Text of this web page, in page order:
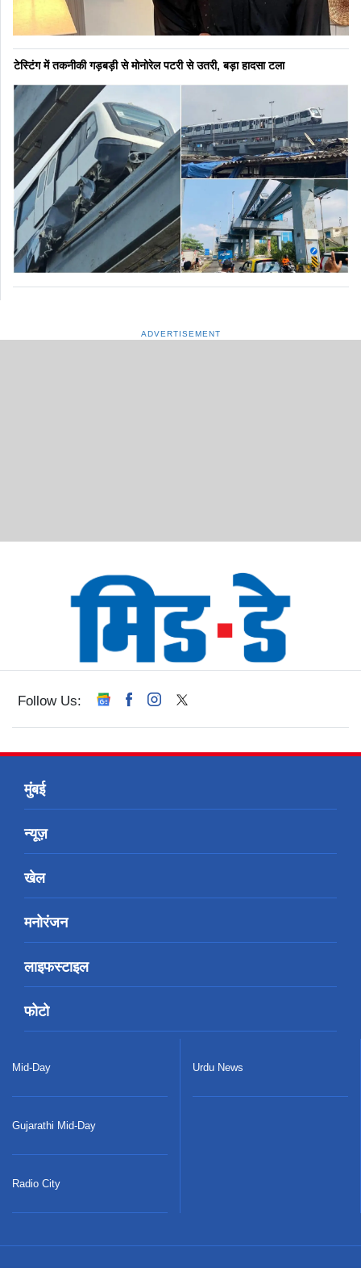
टेस्टिंग में तकनीकी गड़बड़ी से मोनोरेल पटरी से उतरी, बड़ा हादसा टला
ADVERTISEMENT
Follow Us:
मुंबई
न्यूज़
खेल
मनोरंजन
लाइफस्टाइल
फोटो
Mid-Day
Gujarathi Mid-Day
Radio City
Urdu News